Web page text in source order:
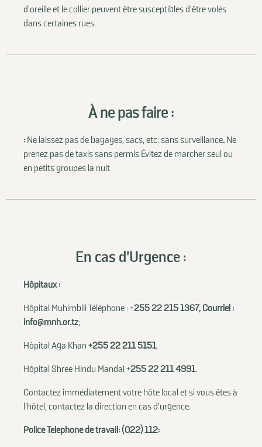
d'oreille et le collier peuvent être susceptibles d'être volés
dans certaines rues.
À ne pas faire :
: Ne laissez pas de bagages, sacs, etc. sans surveillance. Ne
prenez pas de taxis sans permis Évitez de marcher seul ou
en petits groupes la nuit
En cas d'Urgence :
Hôpitaux :
Hôpital Muhimbili Téléphone : +255 22 215 1367, Courriel :
info@mnh.or.tz;
Hôpital Aga Khan +255 22 211 5151,
Hôpital Shree Hindu Mandal +255 22 211 4991.
Contactez immédiatement votre hôte local et si vous êtes à
l'hôtel, contactez la direction en cas d'urgence.
PoliceTéléphone de travail: (022) 112: